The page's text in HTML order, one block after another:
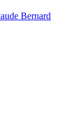
Bernard